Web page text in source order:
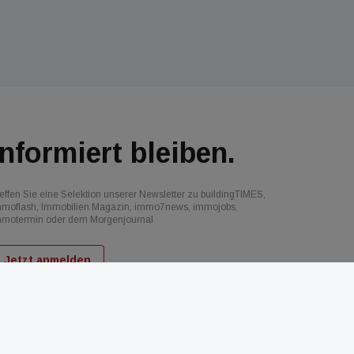
bleiben.
Sie eine Selektion unserer Newsletter zu buildingTIMES,
Immobilien Magazin, immo7news, immojobs,
oder dem Morgenjournal
Jetzt anmelden